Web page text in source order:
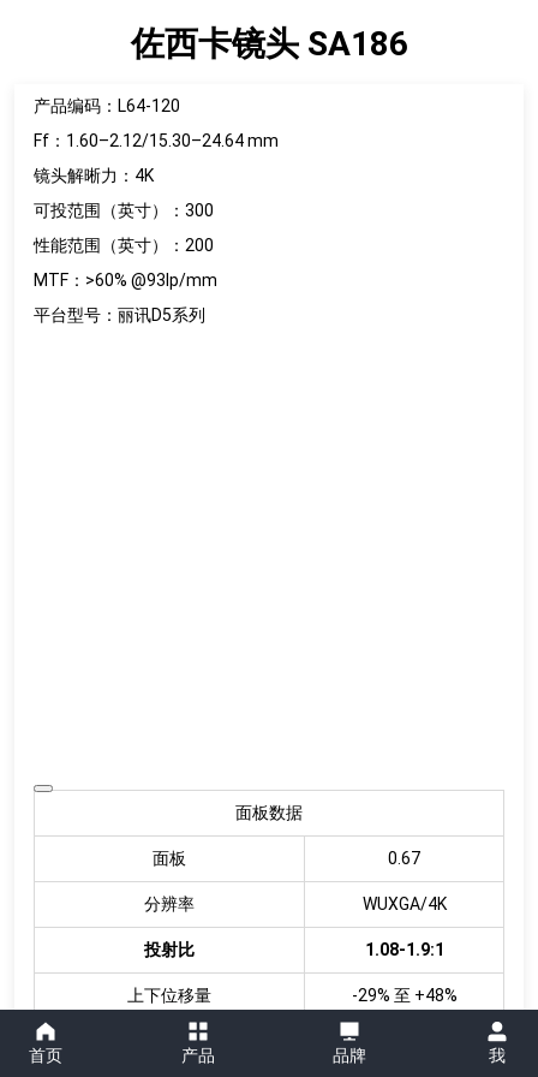
佐西卡镜头 SA186
产品编码：L64-120
Ff：1.60–2.12/15.30–24.64 mm
镜头解晰力：4K
可投范围（英寸）：300
性能范围（英寸）：200
MTF：>60% @93lp/mm
平台型号：丽讯D5系列
面板数据
面板 0.67
分辨率 WUXGA/4K
投射比 1.08-1.9:1
上下位移量 -29% 至 +48%
左右位移量
首页 产品 品牌 我